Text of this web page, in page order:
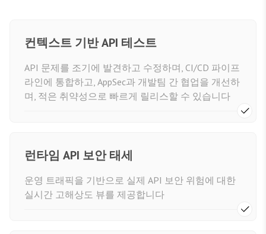
컨텍스트 기반 API 테스트
API 문제를 조기에 발견하고 수정하며, CI/CD 파이프
라인에 통합하고, AppSec과 개발팀 간 협업을 개선하
며, 적은 취약성으로 빠르게 릴리스할 수 있습니다
런타임 API 보안 태세
운영 트래픽을 기반으로 실제 API 보안 위험에 대한
실시간 고해상도 뷰를 제공합니다